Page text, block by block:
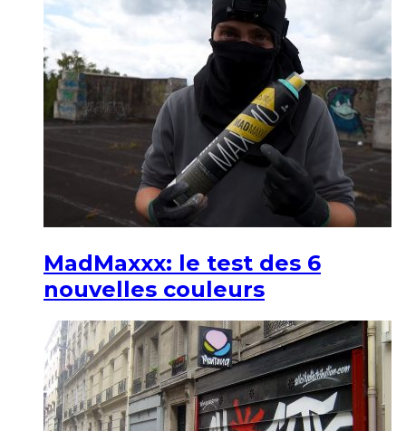
MadMaxxx: le test des 6
nouvelles couleurs